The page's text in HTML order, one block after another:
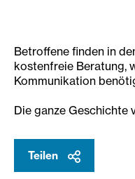
Betroffene finden in
kostenfreie Beratung,
Kommunikation
Die ganze Geschichte
Teilen